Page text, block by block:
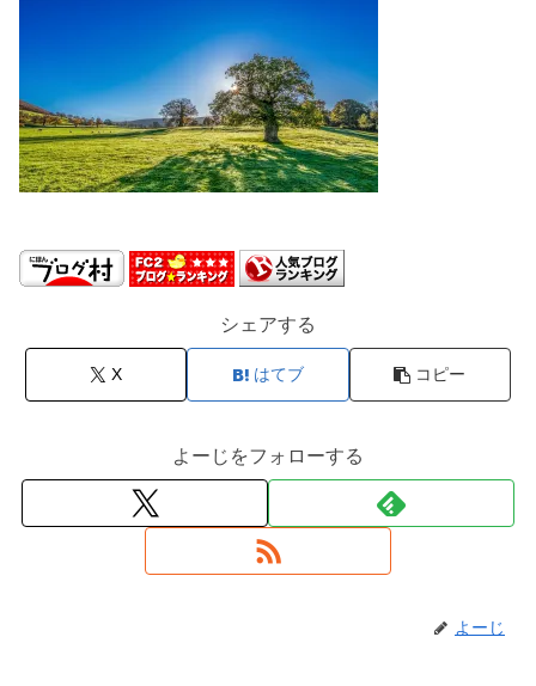
シェアする
X はてブ コピー
よーじをフォローする
よーじ